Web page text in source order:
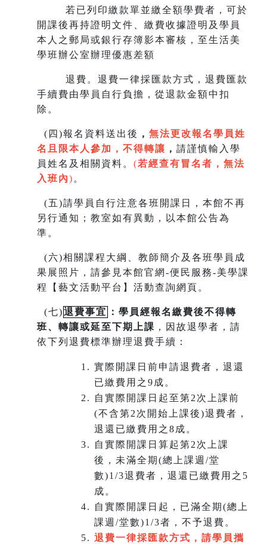
若已列印繳款單並繳全額學費者，可於
開課後再持證明文件、繳費收據證明及學員
本人之郵局或銀行存簿影本審核，至生活美
學班辦公室辦理優惠差額
退費。退費一律採匯款方式，退費匯款
手續費由學員自行負擔，從退款金額中扣
除。
( 四)報名資料送出後 ， 無法更改報名學員姓
名且限本人參加，不得轉讓 ， 請謹慎輸入學
員姓名及相關資料。 (若經查有冒名者，無法
入班內) 。
(五)請學員自行注意各班開課日，本館不再
另行通知；教室如有異動，以本館公告為
準。
(六)相關課程大綱、教師簡介及各班學員成
果展照片，請參見本館官網-便民服務-美學課
程【藝文活動平台】活動查詢網頁。
(七)退費事宜
：學員經報名繳費後不得轉
班、 轉讓或延至下期上課 ，因故退學者，請
依下列退費標準辦理退費手續：
實際開課日前申請退費者，退還
已繳費用之9成。
自實際開課日起至第2次上課前
(不含第2次開始上課後)退費者，
退還已繳費用之8成。
自實際開課日算起第2次上課
後，未滿全期(總上課週/堂
數)1/3退費者，退還已繳費用之5
成。
自實際開課日起，已滿全期(總上
課週/堂數)1/3者，不予退費。
退費一律採匯款方式，請學員攜